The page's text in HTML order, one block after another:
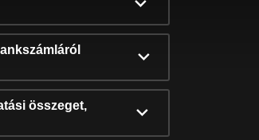
összeget,